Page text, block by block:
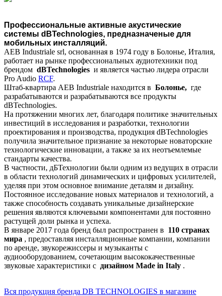
Профессиональные активные акустические
системы dBTechnologies, предназначеные для
мобильных инсталляций.
AEB Industriale srl, основанная в 1974 году в Болонье, Италия,
работает на рынке профессиональных аудиотехники под
брендом dBTechnologies и является частью лидера отрасли
Pro Audio RCF.
Штаб-квартира AEB Industriale находится в Болонье, где
разрабатываются и разрабатываются все продукты
dBTechnologies.
На протяжении многих лет, благодаря политике значительных
инвестиций в исследования и разработки, технологии
проектирования и производства, продукция dBTechnologies
получила значительное признание за некоторые новаторские
технологические инновации, а также за их неотъемлемые
стандарты качества.
В частности, дБТехнологии были одним из ведущих в отрасли
в области технологий динамических и цифровых усилителей,
уделяя при этом основное внимание деталям и дизайну.
Постоянное исследование новых материалов и технологий, а
также способность создавать уникальные дизайнерские
решения являются ключевыми компонентами для постоянно
растущей доли рынка и успеха.
В январе 2017 года бренд был распространен в 110 странах
мира , предоставляя инсталляционные компании, компании
по аренде, звукорежиссеры и музыканты с
аудиооборудованием, сочетающим высококачественные
звуковые характеристики с дизайном Made in Italy .
Вся продукция бренда DB TECHNOLOGIES в магазине